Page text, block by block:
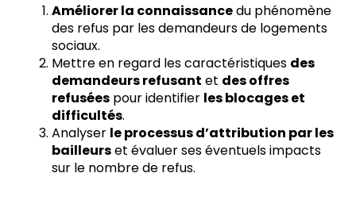
Améliorer la connaissancedu phénomène
des refus par les demandeurs de logements
sociaux.
Mettre en regard les caractéristiques des
demandeurs refusant et des offres
refusées pour identifier les blocages et
difficultés.
Analyser le processus d’attribution par les
bailleurset évaluer ses éventuels impacts
sur le nombre de refus.